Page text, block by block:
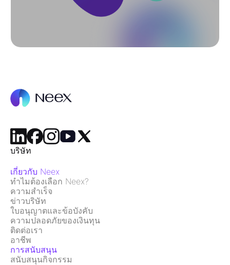
บริษัท
เกี่ยวกับ Neex
ทำไมต้องเลือก Neex?
ความสำเร็จ
ข่าวบริษัท
ใบอนุญาตและข้อบังคับ
ความปลอดภัยของเงินทุน
ติดต่อเรา
อาชีพ
การสนับสนุน
สนับสนุนกิจกรรม